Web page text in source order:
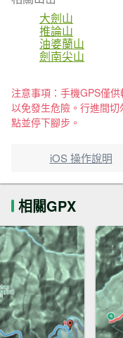
大劍山
推論山
油婆蘭山
劍南尖山
注意事項：手機GPS僅
以免發生危險。行進間
點並停下腳步。
iOS 操作說明
相關GPX